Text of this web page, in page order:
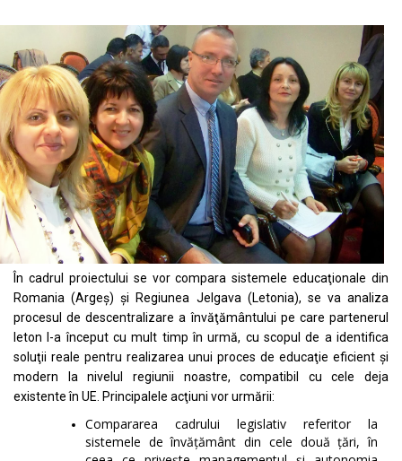
În cadrul proiectului se vor compara sistemele educaţionale din
Romania (Argeş) şi Regiunea Jelgava (Letonia), se va analiza
procesul de descentralizare a învăţământului pe care partenerul
leton l-a început cu mult timp în urmă, cu scopul de a identifica
soluţii reale pentru realizarea unui proces de educaţie eficient şi
modern la nivelul regiunii noastre, compatibil cu cele deja
existente în UE. Principalele acţiuni vor urmării:
Compararea cadrului legislativ referitor la
sistemele de învăţământ din cele două ţări, în